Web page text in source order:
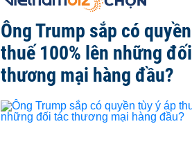
Ông Trump sắp có
thuế 100% lên những
thương mại hàng đầu?